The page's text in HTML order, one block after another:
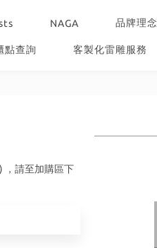
NAGA 品牌理念
點查詢 客製化雷雕服務
，請至加購區下